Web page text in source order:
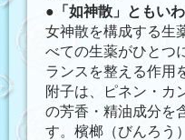
● 「如神散」ともい
女神散を構成する生
べての生薬がひとつ
ランスを整える作用
附子は、ピネン・カ
の芳香・精油成分を
す。檳榔（びんろう